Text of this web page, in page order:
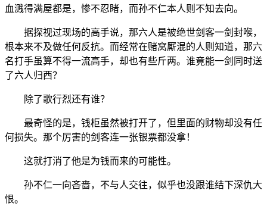
血溅得满屋都是，惨不忍睹，而孙不仁本人则不知去向。
据探视过现场的高手说，那六人是被绝世剑客一剑封喉，
根本来不及做任何反抗。而经常在赌窝厮混的人则知道，那六
名打手虽算不得一流高手，却也有些斤两。谁竟能一剑同时送
了六人归西？
除了歌行烈还有谁？
最奇怪的是，钱柜虽然被打开了，但里面的财物却没有任
何损失。那个厉害的剑客连一张银票都没拿！
这就打消了他是为钱而来的可能性。
孙不仁一向吝啬，不与人交往，似乎也没跟谁结下深仇大
恨。